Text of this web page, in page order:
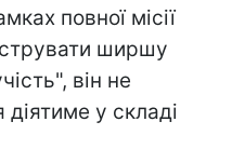
повної місії
ширшу
він не
у складі